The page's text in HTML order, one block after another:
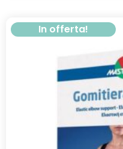
In offerta!